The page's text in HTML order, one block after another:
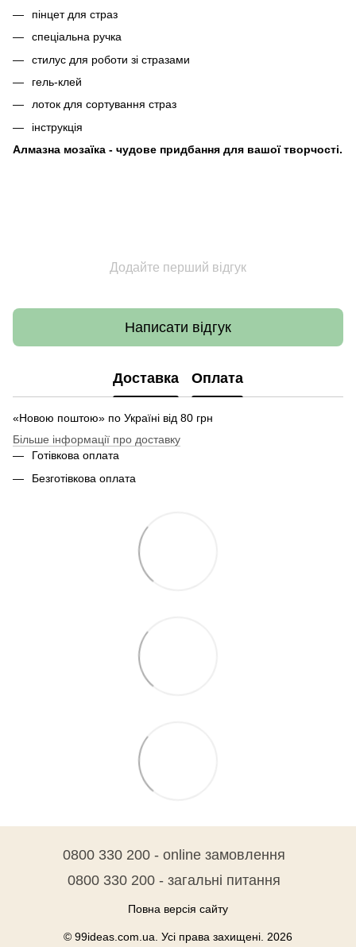
пінцет для страз
спеціальна ручка
стилус для роботи зі стразами
гель-клей
лоток для сортування страз
інструкція
Алмазна мозаїка - чудове придбання для вашої творчості.
Додайте перший відгук
Написати відгук
Доставка Оплата
«Новою поштою» по Україні від 80 грн
Більше інформації про доставку
Готівкова оплата
Безготівкова оплата
0800 330 200 - online замовлення
0800 330 200 - загальні питання
Повна версія сайту
© 99ideas.com.ua. Усі права захищені. 2026